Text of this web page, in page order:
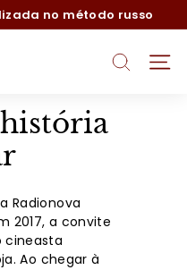
no método russo
PESQUISA
Radionova
2017, a convite
cineasta
Ao chegar à